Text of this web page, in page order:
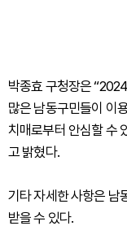
박종효 구청장은
많은 남동구민들이 이
치매로부터 안심할 수
고 밝혔다.
기타 자세한 사항은 남
받을 수 있다.